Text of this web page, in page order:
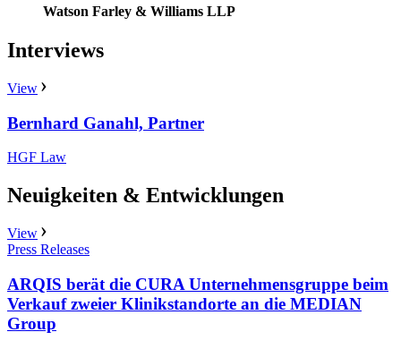
Watson Farley & Williams LLP
Interviews
View
Bernhard Ganahl, Partner
HGF Law
Neuigkeiten & Entwicklungen
View
Press Releases
ARQIS berät die CURA Unternehmensgruppe beim
Verkauf zweier Klinikstandorte an die MEDIAN
Group